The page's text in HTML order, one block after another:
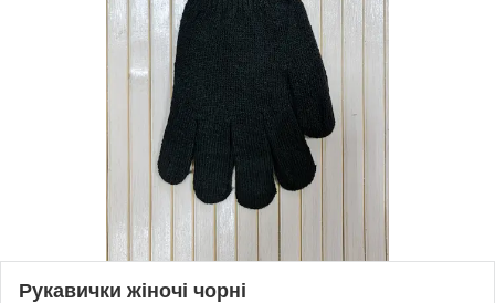
Рукавички жіночі чорні